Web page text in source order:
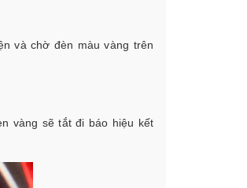
và chờ đèn màu vàng trên
vàng sẽ tắt đi báo hiệu kết